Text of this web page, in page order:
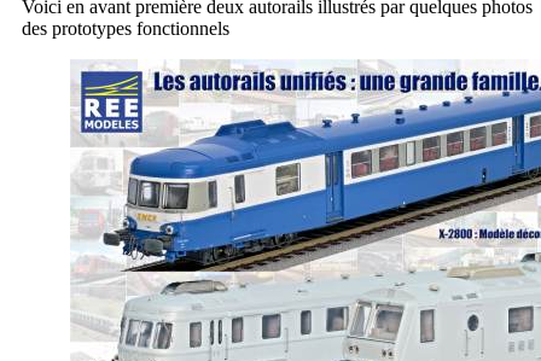
Voici en avant première deux autorails illustrés par quelques photos
des prototypes fonctionnels